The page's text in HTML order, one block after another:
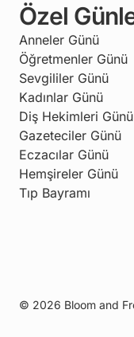
Özel
Anneler Günü
Öğretmenler Günü
Sevgililer Günü
Kadınlar Günü
Diş Hekimleri Günü
Gazeteciler Günü
Eczacılar Günü
Hemşireler Günü
Tıp Bayramı
© 2026 Bloom and